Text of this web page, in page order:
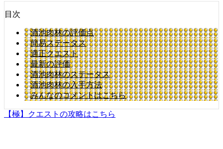
目次
酒池肉林の評価点
簡易ステータス
適正クエスト
最新の評価
酒池肉林のステータス
酒池肉林の入手方法
みんなのコメントはこちら
【極】クエストの攻略はこちら